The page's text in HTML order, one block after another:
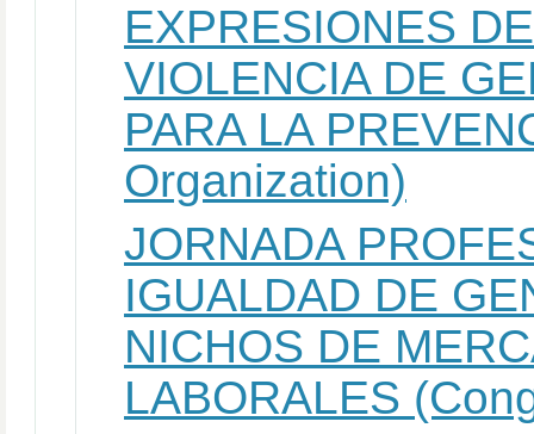
EXPRESIONES
VIOLENCIA DE
PARA LA
Organization)
JORNADA
IGUALDAD DE
NICHOS DE
LABORALES